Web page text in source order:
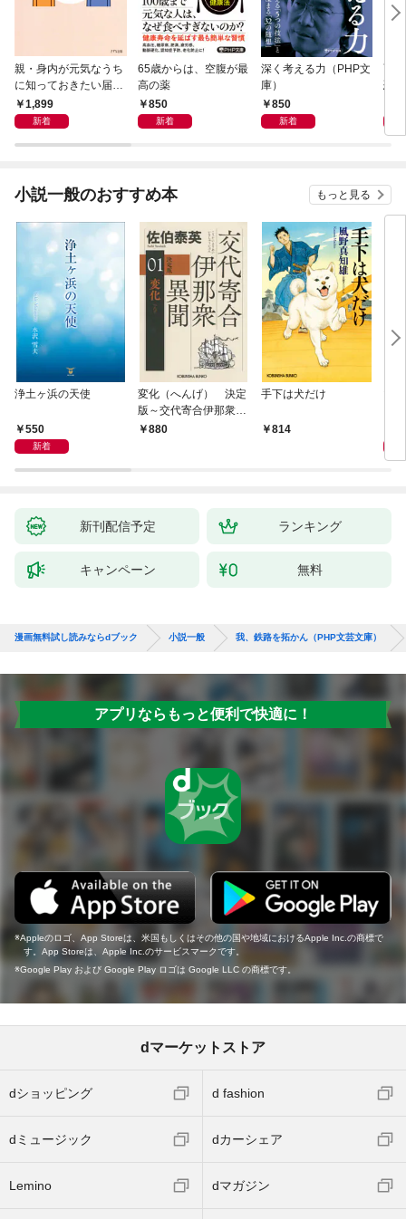
親・身内が元気なうち
に知っておきたい届
出・手続きの準備（き
ずな出版）
1,899
新着
65歳からは、空腹が最
高の薬
850
新着
深く考える力（PHP文
庫）
850
新着
面
恐
小説一般のおすすめ本 もっと見る
浄土ヶ浜の天使
550
新着
変化（へんげ） 決定
版～交代寄合伊那衆異
聞（1）～
880
手下は犬だけ
814
新刊配信予定 ランキング
キャンペーン 無料
漫画無料試し読みならdブック 小説一般 我、鉄路を拓かん（PHP文芸文庫）
アプリならもっと便利で快適に！
Appleのロゴ、App Storeは、米国もしくはその他の国や地域におけるApple Inc.の商標で
す。App Storeは、Apple Inc.のサービスマークです。
Google Play および Google Play ロゴは Google LLC の商標です。
dマーケットストア
dショッピング d fashion
dミュージック dカーシェア
Lemino dマガジン